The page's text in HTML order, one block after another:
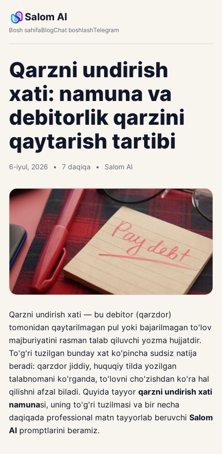
Salom AI
Bosh sahifaBlogChat boshlashTelegram
Qarzni undirish
xati: namuna va
debitorlik qarzini
qaytarish tartibi
6-iyul, 2026 7 daqiqa Salom AI
Qarzni undirish xati — bu debitor (qarzdor)
tomonidan qaytarilmagan pul yoki bajarilmagan to'lov
majburiyatini rasman talab qiluvchi yozma hujjatdir.
To'g'ri tuzilgan bunday xat ko'pincha sudsiz natija
beradi: qarzdor jiddiy, huquqiy tilda yozilgan
talabnomani ko'rganda, to'lovni cho'zishdan ko'ra hal
qilishni afzal biladi. Quyida tayyor qarzni undirish xati
namunasi, uning to'g'ri tuzilmasi va bir necha
daqiqada professional matn tayyorlab beruvchi Salom
AI promptlarini beramiz.